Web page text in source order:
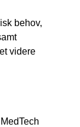
behov,
videre